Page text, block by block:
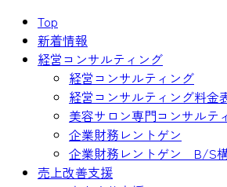
Top
新着情報
経営コンサルティング
経営コンサルティング
経営コンサルティング料金
美容サロン専門コンサルテ
企業財務レントゲン
企業財務レントゲン B/S
売上改善支援